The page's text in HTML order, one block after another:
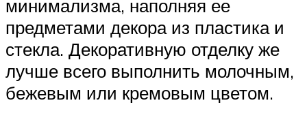
минимализма, наполняя ее
предметами декора из пластика и
стекла. Декоративную отделку же
лучше всего выполнить молочным,
бежевым или кремовым цветом.